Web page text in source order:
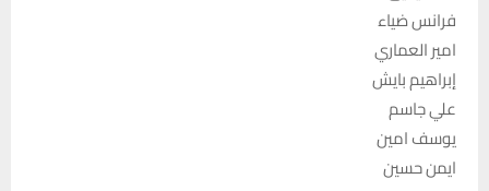
فرانس ضياء
امير العماري
إبراهيم بايش
علي جاسم
يوسف امين
ايمن حسين